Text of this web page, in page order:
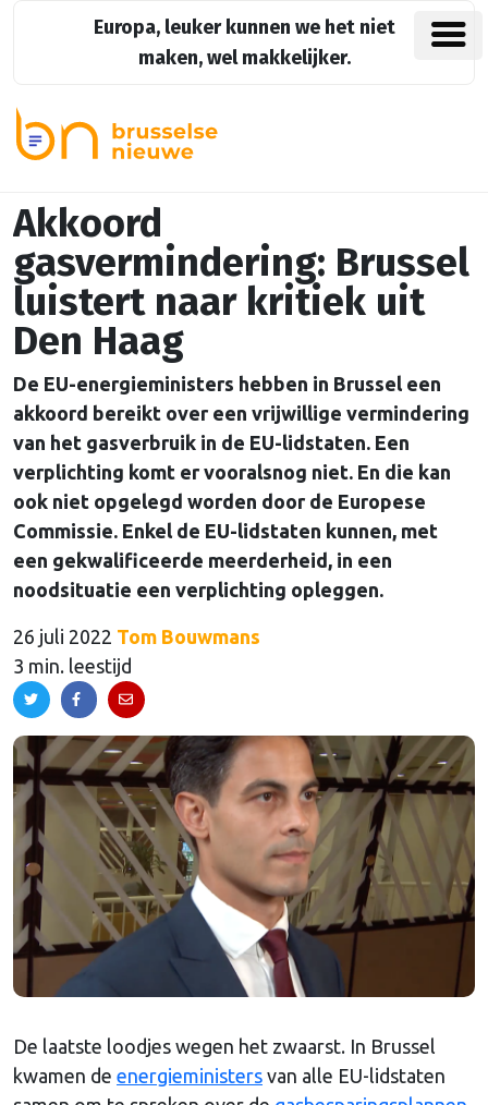
Europa, leuker kunnen we het niet
maken, wel makkelijker.
Akkoord
gasvermindering: Brussel
luistert naar kritiek uit
Den Haag
De EU-energieministers hebben in Brussel een
akkoord bereikt over een vrijwillige vermindering
van het gasverbruik in de EU-lidstaten. Een
verplichting komt er vooralsnog niet. En die kan
ook niet opgelegd worden door de Europese
Commissie. Enkel de EU-lidstaten kunnen, met
een gekwalificeerde meerderheid, in een
noodsituatie een verplichting opleggen.
26 juli 2022 Tom Bouwmans
3 min. leestijd
De laatste loodjes wegen het zwaarst. In Brussel
kwamen de energieministers van alle EU-lidstaten